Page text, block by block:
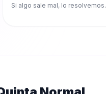
Si algo sale mal, lo resolvemos.